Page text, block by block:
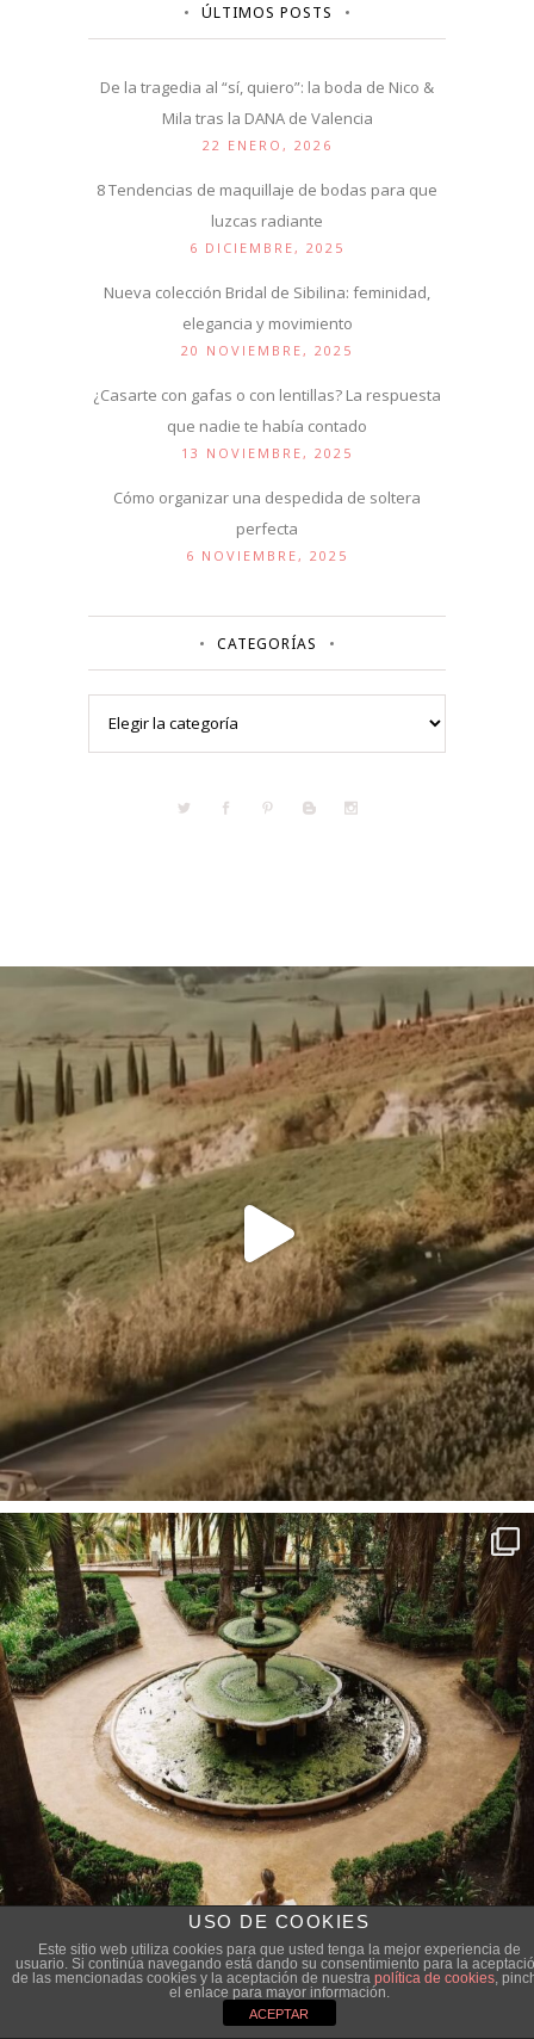
ÚLTIMOS POSTS
De la tragedia al “sí, quiero”: la boda de Nico &
Mila tras la DANA de Valencia
22 ENERO, 2026
8 Tendencias de maquillaje de bodas para que
luzcas radiante
6 DICIEMBRE, 2025
Nueva colección Bridal de Sibilina: feminidad,
elegancia y movimiento
20 NOVIEMBRE, 2025
¿Casarte con gafas o con lentillas? La respuesta
que nadie te había contado
13 NOVIEMBRE, 2025
Cómo organizar una despedida de soltera
perfecta
6 NOVIEMBRE, 2025
CATEGORÍAS
USO DE COOKIES
Este sitio web utiliza cookies para que usted tenga la mejor experiencia de
usuario. Si continúa navegando está dando su consentimiento para la
de las mencionadas cookies y la aceptación de nuestra política de cookies,
el enlace para mayor información.
ACEPTAR